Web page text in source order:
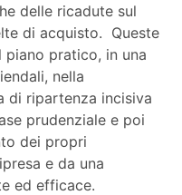
delle ricadute sul
di acquisto. Queste
pratico, in una
nella
di ripartenza incisiva
prudenziale e poi
dei propri
e da una
ed efficace.